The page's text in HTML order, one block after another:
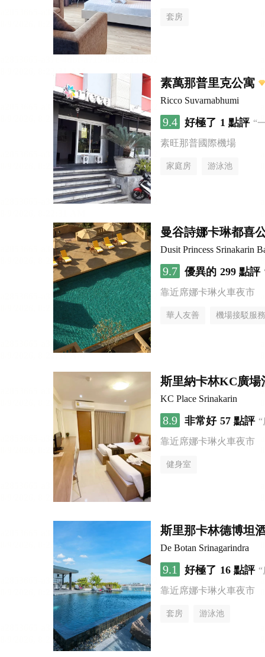
套房
素萬那普里克公寓
Ricco Suvarnabhumi
9.4 好極了 1 點評 “
素旺那普國際機場
家庭房 游泳池
曼谷詩娜卡琳都喜
Dusit Princess Srinakarin
9.7 優異的 299 點評
靠近席娜卡琳火車夜市
華人友善 機場接駁服務
斯里納卡林KC廣場
KC Place Srinakarin
8.9 非常好 57 點評
靠近席娜卡琳火車夜市
健身室
斯里那卡林德博坦
De Botan Srinagarindra
9.1 好極了 16 點評
靠近席娜卡琳火車夜市
套房 游泳池